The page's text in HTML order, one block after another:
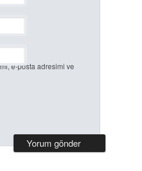
e-posta adresimi ve